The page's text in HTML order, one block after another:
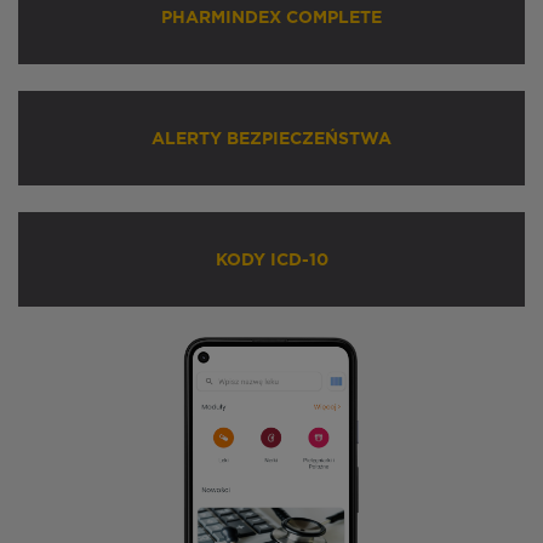
PHARMINDEX COMPLETE
ALERTY BEZPIECZEŃSTWA
KODY ICD-10